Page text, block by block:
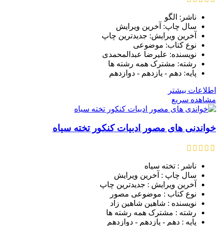
ناشر: الگو
سال چاپ: آخرین ویرایش
آخرین ویرایش: جدیدترین چاپ
نوع کتاب: موضوعی
نویسنده: علیرضا عبدالمحمدی
رشته: مشترک همه رشته ها
پایه: دهم - یازدهم - دوازدهم
اطلاعات بیشتر
مشاهده سریع
خواندنی های مصور ادبیات کنکور تخته سیاه
ناشر : تخته سیاه
سال چاپ : آخرین ویرایش
آخرین ویرایش : جدیدترین چاپ
نوع کتاب : موضوعی مصور
نویسنده : شاهین شاهین زاد
رشته : مشترک همه رشته ها
پایه : دهم - یازدهم - دوازدهم